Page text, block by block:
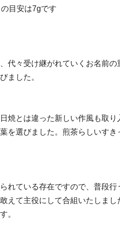
目安は7gです
代々受け継がれていくお名前
ました。
焼とは違った新しい作風も取
を選びました。煎茶らしいす
れている存在ですので、普段
えて主役にして合組いたしま
。